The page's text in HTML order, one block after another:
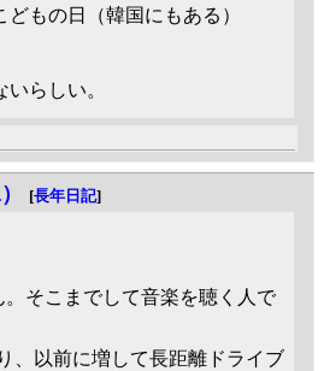
どもの日（韓国にもある）
らしい。
[長年日記]
。そこまでして音楽を聴く人で
、以前に増して長距離ドライブ